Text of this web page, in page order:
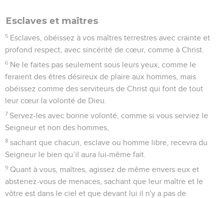
Esclaves et maîtres
5 Esclaves, obéissez à vos maîtres terrestres avec crainte et
profond respect, avec sincérité de cœur, comme à Christ.
6 Ne le faites pas seulement sous leurs yeux, comme le
feraient des êtres désireux de plaire aux hommes, mais
obéissez comme des serviteurs de Christ qui font de tout
leur cœur la volonté de Dieu.
7 Servez-les avec bonne volonté, comme si vous serviez le
Seigneur et non des hommes,
8 sachant que chacun, esclave ou homme libre, recevra du
Seigneur le bien qu’il aura lui-même fait.
9 Quant à vous, maîtres, agissez de même envers eux et
abstenez-vous de menaces, sachant que leur maître et le
vôtre est dans le ciel et que devant lui il n'y a pas de